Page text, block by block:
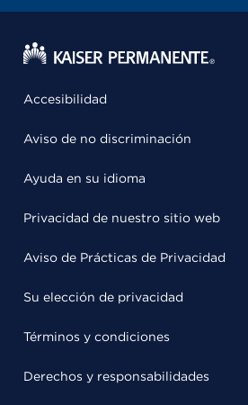
Accesibilidad
Aviso de no discriminación
Ayuda en su idioma
Privacidad de nuestro sitio web
Aviso de Prácticas de Privacidad
Su elección de privacidad
Términos y condiciones
Derechos y responsabilidades